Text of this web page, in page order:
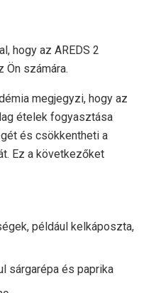
hogy az AREDS 2
számára.
megjegyzi, hogy az
ételek fogyasztása
és csökkentheti a
Ez a következőket
például kelkáposzta,
sárgarépa és paprika